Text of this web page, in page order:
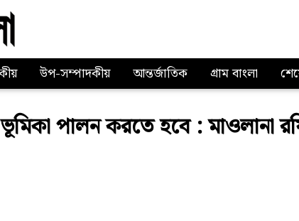
উপ-সম্পাদকীয় আন্তর্জাতিক গ্রাম বাংলা
পালন করতে হবে : মাওলানা